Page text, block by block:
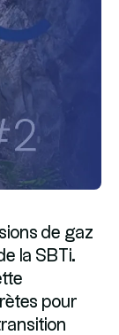
de gaz
la SBTi.
pour